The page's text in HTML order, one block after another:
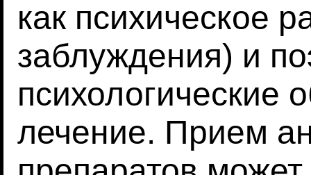
как психическое
заблуждения) и
психологические
лечение. Прием